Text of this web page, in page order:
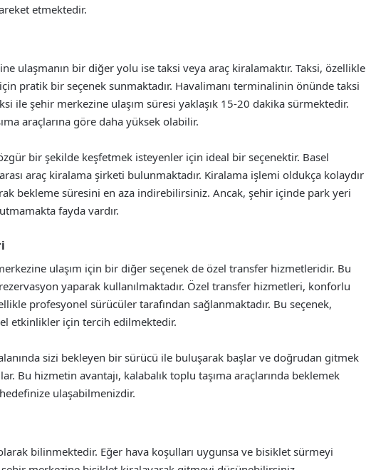
etmektedir.
ulaşmanın bir diğer yolu ise taksi veya araç kiralamaktır. Taksi, özellikle
pratik bir seçenek sunmaktadır. Havalimanı terminalinin önünde taksi
ile şehir merkezine ulaşım süresi yaklaşık 15-20 dakika sürmektedir.
araçlarına göre daha yüksek olabilir.
bir şekilde keşfetmek isteyenler için ideal bir seçenektir. Basel
araç kiralama şirketi bulunmaktadır. Kiralama işlemi oldukça kolaydır
bekleme süresini en aza indirebilirsiniz. Ancak, şehir içinde park yeri
fayda vardır.
ulaşım için bir diğer seçenek de özel transfer hizmetleridir. Bu
yaparak kullanılmaktadır. Özel transfer hizmetleri, konforlu
profesyonel sürücüler tarafından sağlanmaktadır. Bu seçenek,
etkinlikler için tercih edilmektedir.
sizi bekleyen bir sürücü ile buluşarak başlar ve doğrudan gitmek
Bu hizmetin avantajı, kalabalık toplu taşıma araçlarında beklemek
ulaşabilmenizdir.
bilinmektedir. Eğer hava koşulları uygunsa ve bisiklet sürmeyi